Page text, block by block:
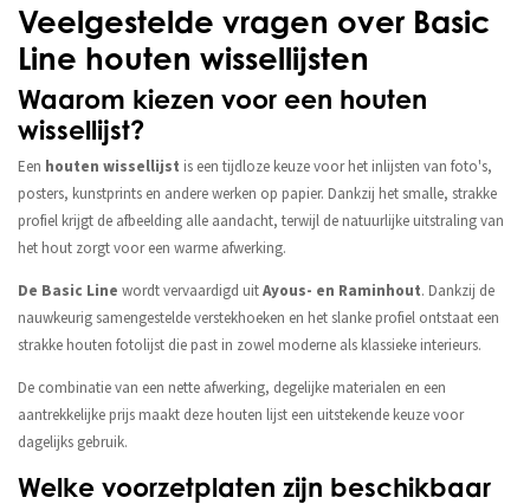
Veelgestelde vragen over Basic
Line houten wissellijsten
Waarom kiezen voor een houten
wissellijst?
Een houten wissellijst is een tijdloze keuze voor het inlijsten van foto's,
posters, kunstprints en andere werken op papier. Dankzij het smalle, strakke
profiel krijgt de afbeelding alle aandacht, terwijl de natuurlijke uitstraling van
het hout zorgt voor een warme afwerking.
De Basic Line wordt vervaardigd uitAyous- en Raminhout. Dankzij de
nauwkeurig samengestelde verstekhoeken en het slanke profiel ontstaat een
strakke houten fotolijst die past in zowel moderne als klassieke interieurs.
De combinatie van een nette afwerking, degelijke materialen en een
aantrekkelijke prijs maakt deze houten lijst een uitstekende keuze voor
dagelijks gebruik.
Welke voorzetplaten zijn beschikbaar